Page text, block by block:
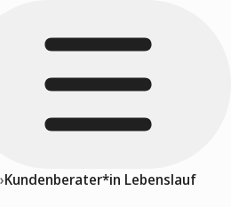
Kundenberater*in Lebenslauf